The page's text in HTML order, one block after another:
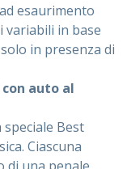
esaurimento
variabili in base
in presenza di
auto al
Best
Ciascuna